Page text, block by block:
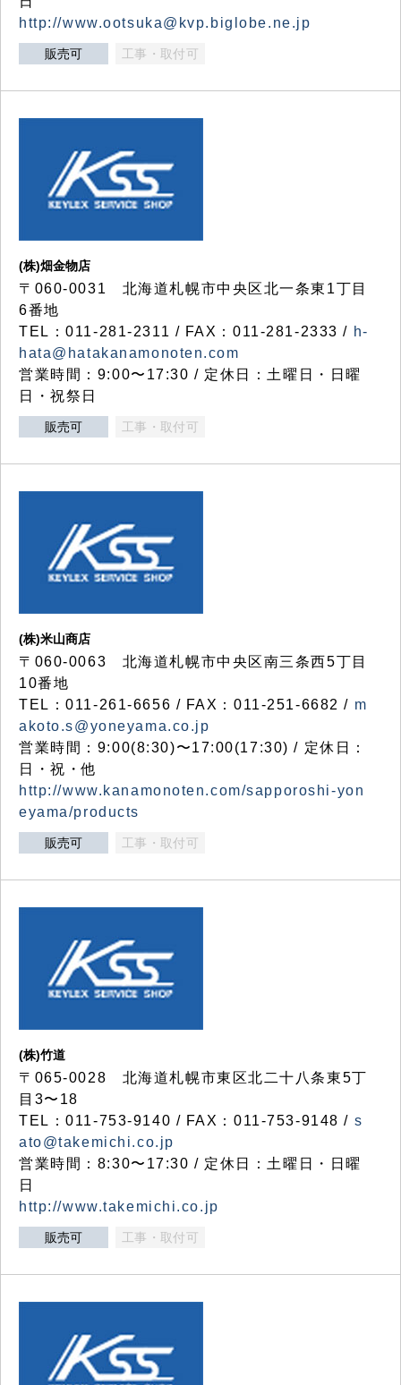
http://www.ootsuka@kvp.biglobe.ne.jp
販売可 工事・取付可
(株)畑金物店
〒060-0031 北海道札幌市中央区北一条東1丁目
6番地
TEL：011-281-2311 / FAX：011-281-2333 / h-
hata@hatakanamonoten.com
営業時間：9:00〜17:30 / 定休日：土曜日・日曜
日・祝祭日
販売可 工事・取付可
(株)米山商店
〒060-0063 北海道札幌市中央区南三条西5丁目
10番地
TEL：011-261-6656 / FAX：011-251-6682 / m
akoto.s@yoneyama.co.jp
営業時間：9:00(8:30)〜17:00(17:30) / 定休日：
日・祝・他
http://www.kanamonoten.com/sapporoshi-yon
eyama/products
販売可 工事・取付可
(株)竹道
〒065-0028 北海道札幌市東区北二十八条東5丁
目3〜18
TEL：011-753-9140 / FAX：011-753-9148 / s
ato@takemichi.co.jp
営業時間：8:30〜17:30 / 定休日：土曜日・日曜
日
http://www.takemichi.co.jp
販売可 工事・取付可